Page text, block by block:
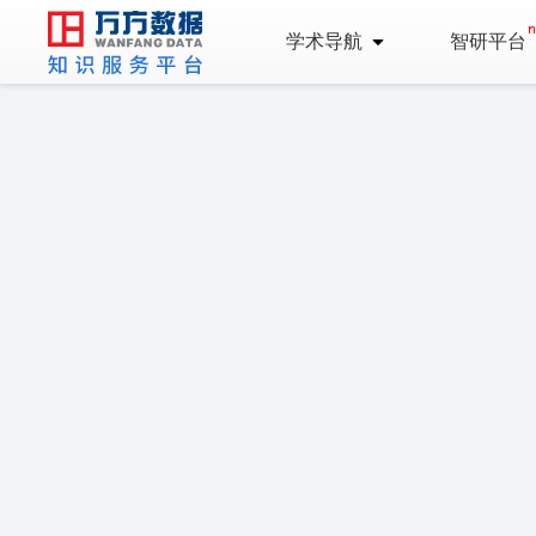
学术导航 智研平台